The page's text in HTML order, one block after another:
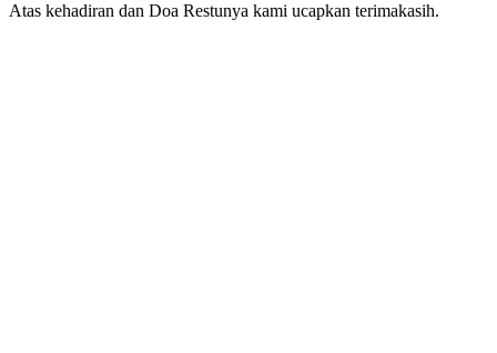
Atas kehadiran dan Doa Restunya kami ucapkan terimakasih.